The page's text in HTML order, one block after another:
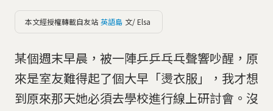
本文經授權轉載自友站 英語島 文/ Elsa
某個週末早晨，被一陣乒乒乓乓聲響吵醒，原
來是室友難得起了個大早「燙衣服」，我才想
到原來那天她必須去學校進行線上研討會。沒